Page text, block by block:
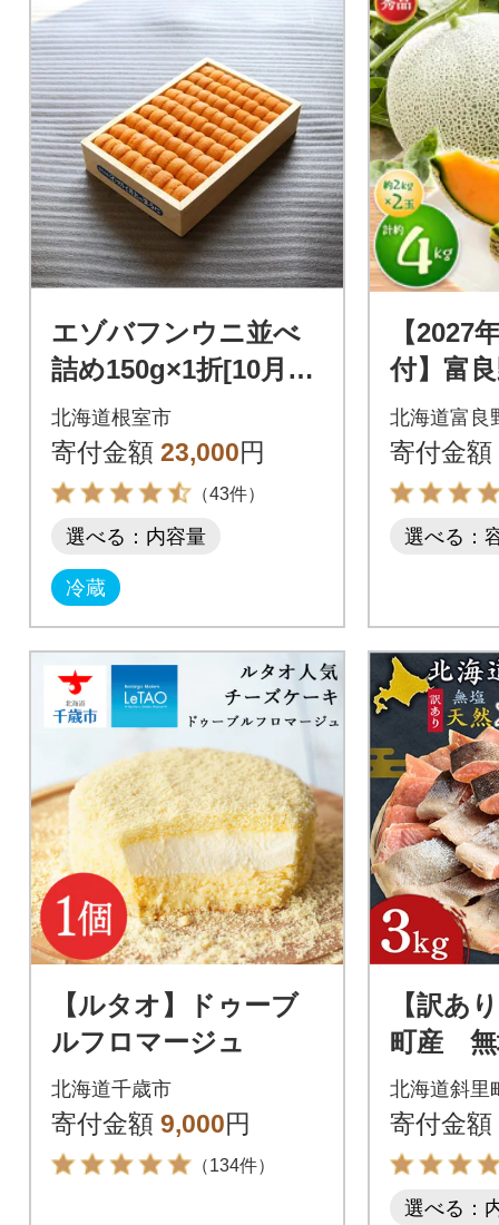
エゾバフンウニ並べ
詰め150g×1折[10月下
旬以降発送] B-71012
北海道根室市
寄付金額 23,000円
（43件）
選べる：内容量
冷蔵
【2027
付】富
品 赤
計約4kg
北海道富良
寄付金額
選べる：
【ルタオ】ドゥーブ
ルフロマージュ
北海道千歳市
寄付金額 9,000円
（134件）
【訳あ
町産 無
身 3kg
鮭】
北海道斜里
寄付金額
選べる：